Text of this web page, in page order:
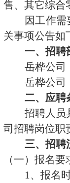
售、 其它综合
因工作需
关事项公告如
一、招聘
岳桦公司
岳桦公司
二、 应聘
招聘人员
司招聘岗位职
三、招聘
（一） 报名要
1、 报名